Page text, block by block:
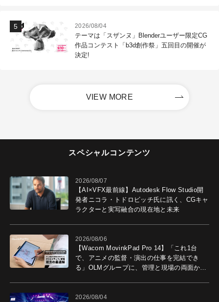
2026/08/04
テーマは「スザンヌ」Blenderユーザー限定CG
作品コンテスト「b3d創作祭」五回目の開催が
決定!
VIEW MORE
スペシャルコンテンツ
2026/08/07
【AI×VFX最前線】Autodesk Flow Studio開
発者ニコラ・トドロビッチ氏に訊く、CGキャ
ラクターと実写融合の現在地と未来
2026/08/06
【Wacom MovinkPad Pro 14】「これ1台
で、アニメの監督・演出の仕事を完結でき
る」OLMグループに、管理と現場の両面から
2026/08/04